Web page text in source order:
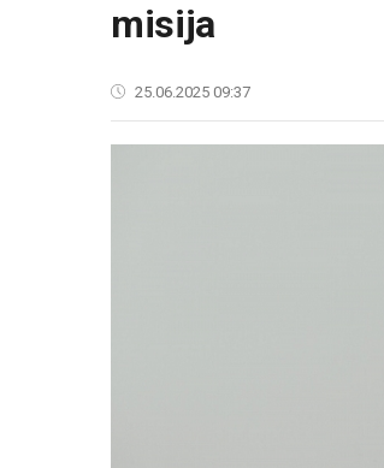
misija
25.06.2025 09:37